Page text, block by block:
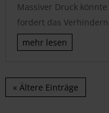
Massiver Druck
fordert das
mehr lesen
« Ältere Einträge